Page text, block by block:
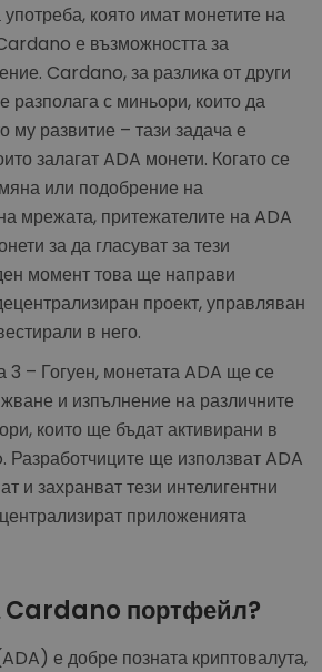
която имат монетите на
е възможността за
Cardano, за разлика от други
разполага с миньори, които да
му развитие – тази задача е
залагат ADA монети. Когато се
или подобрение на
мрежата, притежателите на ADA
за да гласуват за тези
момент това ще направи
проект, управляван
в него.
3 – Гогуен, монетата ADA ще се
и изпълнение на различните
които ще бъдат активирани в
ще използват ADA
и захранват тези интелигентни
приложенията
Cardano портфейл?
е добре позната криптовалута,